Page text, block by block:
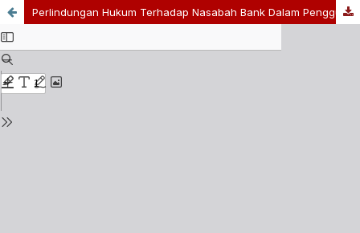
Perlindungan Hukum Terhadap Nasabah Bank Dalam Penggunaan Aplikasi Dana Di Indonesia